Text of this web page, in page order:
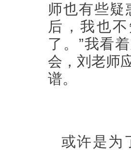
师也有些疑
后，我也
了。”我看
会，刘老师
谱。
或许是为